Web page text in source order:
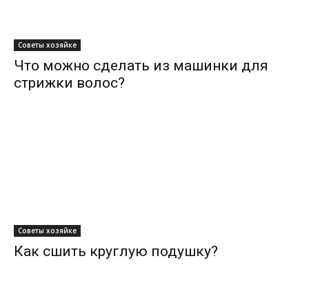
Советы хозяйке
Что можно сделать из машинки для
стрижки волос?
Советы хозяйке
Как сшить круглую подушку?